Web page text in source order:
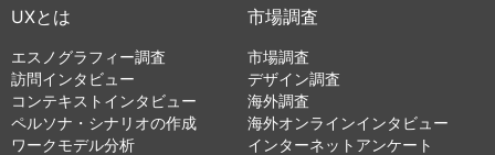
UXとは
エスノグラフィー調査
訪問インタビュー
コンテキストインタビュー
ペルソナ・シナリオの作成
ワークモデル分析
市場調査
市場調査
デザイン調査
海外調査
海外オンラインインタビュー
インターネットアンケート